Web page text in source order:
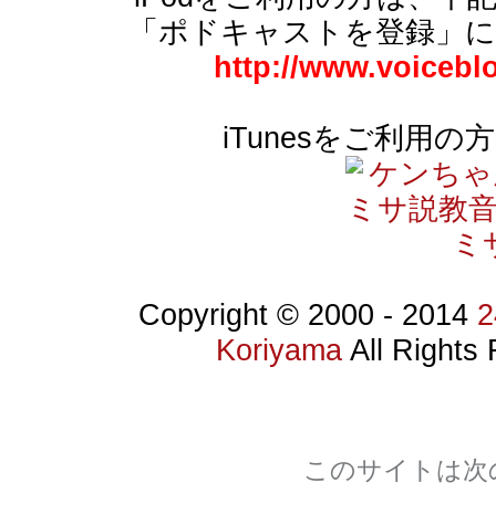
「ポドキャストを登録」
http://
iTunesをご利用の
Copyright © 2000 - 2014
Koriyama All Rights
このサイトは